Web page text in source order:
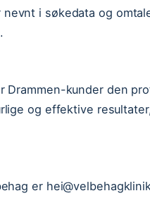
nevnt i søkedata og
Drammen-kunder den
og effektive
er